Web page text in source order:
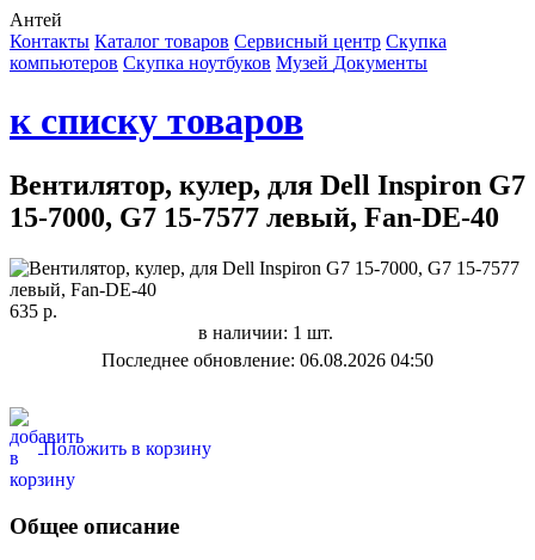
Антей
Контакты Каталог товаров Сервисный центр Cкупка
компьютеров Cкупка ноутбуков Музей Документы
к списку товаров
Вентилятор, кулер, для Dell Inspiron G7
15-7000, G7 15-7577 левый, Fan-DE-40
635 р.
в наличии: 1 шт.
Последнее обновление: 06.08.2026 04:50
Положить в корзину
Общее описание